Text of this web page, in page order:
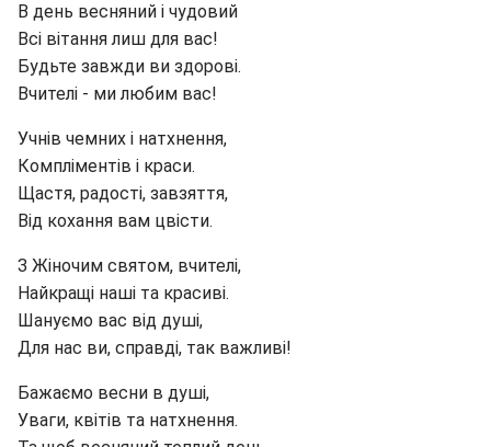
В день весняний і чудовий
Всі вітання лиш для вас!
Будьте завжди ви здорові.
Вчителі - ми любим вас!
Учнів чемних і натхнення,
Компліментів і краси.
Щастя, радості, завзяття,
Від кохання вам цвісти.
З Жіночим святом, вчителі,
Найкращі наші та красиві.
Шануємо вас від душі,
Для нас ви, справді, так важливі!
Бажаємо весни в душі,
Уваги, квітів та натхнення.